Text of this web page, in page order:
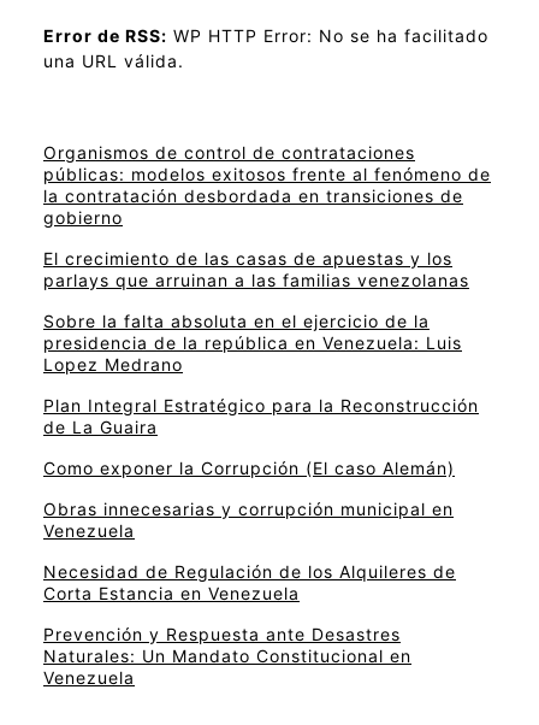
Error de RSS: WP HTTP Error: No se ha facilitado
una URL válida.
Organismos de control de contrataciones
públicas: modelos exitosos frente al fenómeno de
la contratación desbordada en transiciones de
gobierno
El crecimiento de las casas de apuestas y los
parlays que arruinan a las familias venezolanas
Sobre la falta absoluta en el ejercicio de la
presidencia de la república en Venezuela: Luis
Lopez Medrano
Plan Integral Estratégico para la Reconstrucción
de La Guaira
Como exponer la Corrupción (El caso Alemán)
Obras innecesarias y corrupción municipal en
Venezuela
Necesidad de Regulación de los Alquileres de
Corta Estancia en Venezuela
Prevención y Respuesta ante Desastres
Naturales: Un Mandato Constitucional en
Venezuela